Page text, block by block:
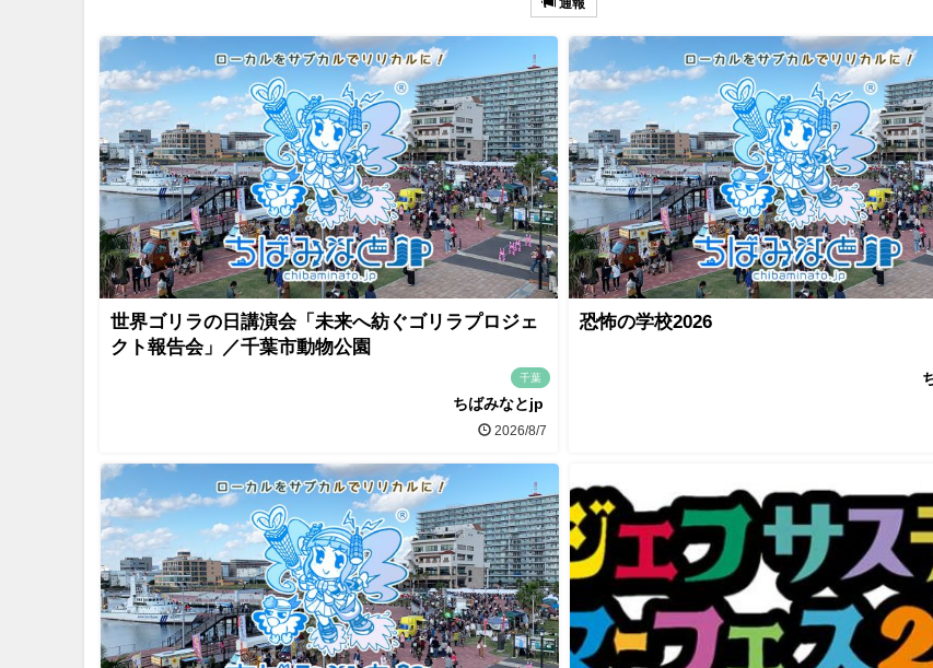
通報
世界ゴリラの日講演会「未来へ紡ぐゴリラプロジェ
クト報告会」／千葉市動物公園
千葉
ちばみなとjp
2026/8/7
恐怖の学校2026